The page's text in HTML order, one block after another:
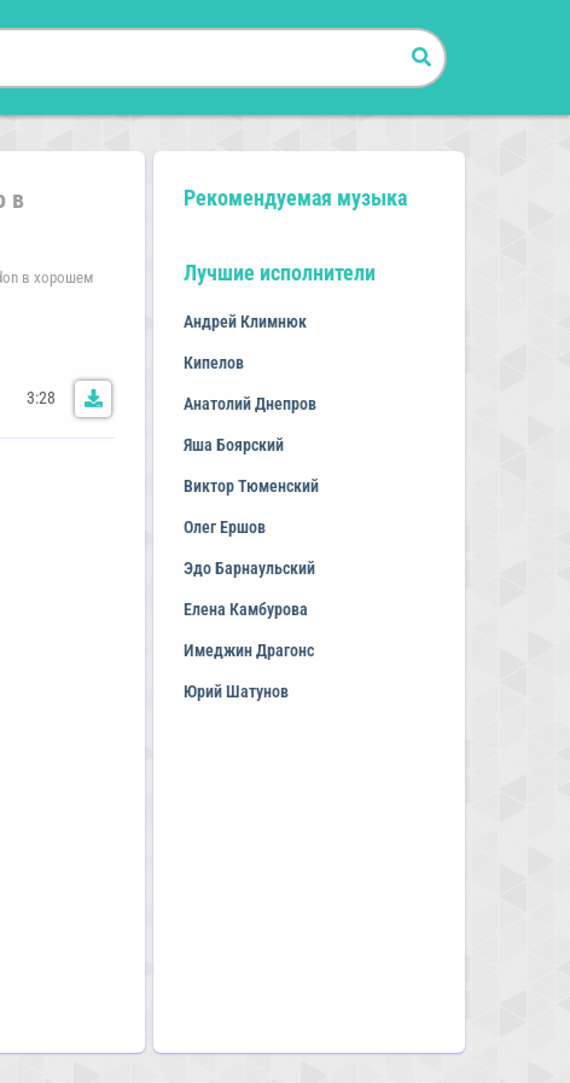
в
в хорошем
3:28
Рекомендуемая музыка
Лучшие исполнители
Андрей Климнюк
Кипелов
Анатолий Днепров
Яша Боярский
Виктор Тюменский
Олег Ершов
Эдо Барнаульский
Елена Камбурова
Имеджин Драгонс
Юрий Шатунов